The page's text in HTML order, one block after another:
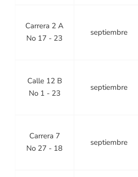
Carrera 2 A
No 17 - 23
septiembre
Calle 12 B
No 1 - 23
septiembre
Carrera 7
No 27 - 18
septiembre